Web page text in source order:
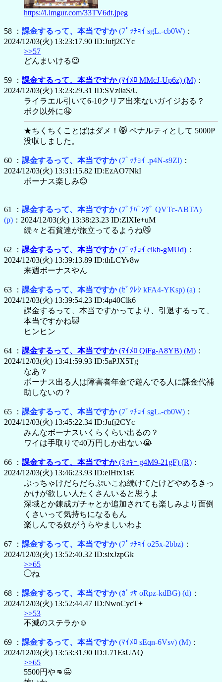
https://i.imgur.com/33TV6dt.jpeg
58 ： 課金するって、本当ですか(ﾌﾟｯﾁｮｲ sgL.-cb0W) ：
2024/12/03(火) 13:23:17.90 ID:Jufj2CYc
>>57
どんまいける😉
59 ： 課金するって、本当ですか(ﾏｲﾒﾛ MMcJ-Up6z) (M) ：
2024/12/03(火) 13:23:29.31 ID:SVz0aS/U
ライラエル引いて6-10クリア出来ないガイジおる？
ボク以外に🤤
★ちくちくことばはダメ！😾 ペナルティとして 5000₱
没収しました。
60 ： 課金するって、本当ですか(ﾌﾟｯﾁｮｲ .p4N-s9Zl) ：
2024/12/03(火) 13:31:15.82 ID:EzAO7NkI
ボーナス楽しみ😊
61 ： 課金するって、本当ですか(ﾌﾞﾁﾊﾟﾝﾀﾞ QVTc-ABTA)
(p) ：2024/12/03(火) 13:38:23.23 ID:ZlXIe+uM
続々と石貧達が旅立ってるようね😼
62 ： 課金するって、本当ですか(ﾌﾟｯﾁｮｲ cikb-gMUd) ：
2024/12/03(火) 13:39:13.89 ID:thLCYv8w
来週ボーナスやん
63 ： 課金するって、本当ですか(ｾﾞｸﾚｼ kFA4-YKsp) (a) ：
2024/12/03(火) 13:39:54.23 ID:4p40Clk6
課金するって、本当ですかってより、引退するって、
本当ですかね🐱
ヒンヒン
64 ： 課金するって、本当ですか(ﾏｲﾒﾛ QiFg-A8YB) (M) ：
2024/12/03(火) 13:41:59.93 ID:5aPJX5Tg
なあ？
ボーナス出る人は障害者年金で遊んでる人に課金代補
助しないの？
65 ： 課金するって、本当ですか(ﾌﾟｯﾁｮｲ sgL.-cb0W) ：
2024/12/03(火) 13:45:22.34 ID:Jufj2CYc
みんなボーナスいくらくらい出るの？
ワイは手取りで40万円しか出ない😭
66 ： 課金するって、本当ですか(ﾐｯｷｰ g4M9-21gF) (R) ：
2024/12/03(火) 13:46:23.93 ID:eIHtx1sE
ぶっちゃけだらだらぷいこね続けてたけどやめるきっ
かけが欲しい人たくさんいると思うよ
深域とか錬成ガチャとか追加されても楽しみより面倒
くさいって気持ちになるもん
楽しんでる奴がうらやましいわよ
67 ： 課金するって、本当ですか(ﾌﾟｯﾁｮｲ o25x-2bbz) ：
2024/12/03(火) 13:52:40.32 ID:sixJzpGk
>>65
◯ね
68 ： 課金するって、本当ですか(ｶﾞｯｻ oRpz-kdBG) (d) ：
2024/12/03(火) 13:52:44.47 ID:NwoCycT+
>>53
不滅のステラか☺️
69 ： 課金するって、本当ですか(ﾏｲﾒﾛ sEqn-6Vsv) (M) ：
2024/12/03(火) 13:53:31.90 ID:L71EsUAQ
>>65
5500円や👊😆